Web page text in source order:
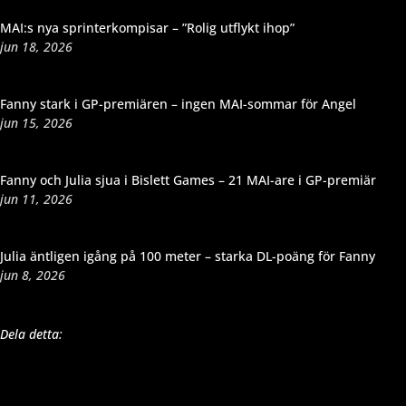
MAI:s nya sprinterkompisar – ”Rolig utflykt ihop”
jun 18, 2026
Fanny stark i GP-premiären – ingen MAI-sommar för Angel
jun 15, 2026
Fanny och Julia sjua i Bislett Games – 21 MAI-are i GP-premiär
jun 11, 2026
Julia äntligen igång på 100 meter – starka DL-poäng för Fanny
jun 8, 2026
Dela detta: